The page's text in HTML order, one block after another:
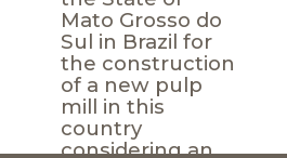
Mato Grosso do
Sul in Brazil for
the construction
of a new pulp
mill in this
country
considering an